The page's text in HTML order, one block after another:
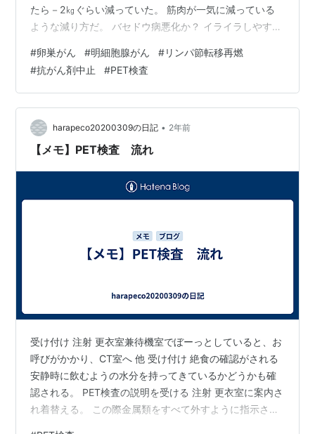
たら－2㎏ぐらい減っていた。 筋肉が一気に減っている
ような減り方だ。 バセドウ病悪化か？ イライラしやすい
と一緒に寝ているせいだと思っていた。 ちょうど内服薬
も切れる頃だったので、 内分泌内科に受診して採血して
もらった。 結果、甲状腺刺激ホルモンも甲状腺ホルモン
も正常値内。 先生から「今の薬の飲み方で良いよー」と
言われる。 え・・・じゃあなんで痩せたん？ 姪は 「食
べてる以上に動いてるから…
#卵巣がん #明細胞腺がん #リンパ節転移再燃
#抗がん剤中止 #PET検査
harapeco20200309の日記 • 2年前
【メモ】PET検査 流れ
受け付け 注射 更衣室兼待機室でぼーっとしていると、お
呼びがかかり、CT室へ 他 受け付け 絶食の確認がされる
安静時に飲むようの水分を持ってきているかどうかも確
認される。 PET検査の説明を受ける 注射 更衣室に案内さ
れ着替える。 この際金属類をすべて外すように指示され